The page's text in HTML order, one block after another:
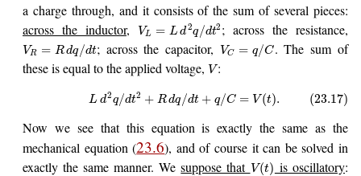
a charge through, and it consists of the sum of several pieces:
across the inductor, VL = L d2q/dt2 ; across the resistance,
VR = Rdq/dt; across the capacitor, VC = q/C . The sum of
these is equal to the applied voltage, V :
L d2q/dt2 + Rdq/dt + q/C = V (t). (23.17)
Now we see that this equation is exactly the same as the
mechanical equation (23.6), and of course it can be solved in
exactly the same manner. Wesuppose that V (t) is oscillatory: